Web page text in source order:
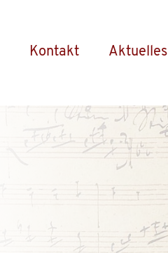
Kontakt Aktuelles